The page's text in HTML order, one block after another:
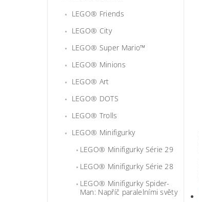
LEGO® Friends
LEGO® City
LEGO® Super Mario™
LEGO® Minions
LEGO® Art
LEGO® DOTS
LEGO® Trolls
LEGO® Minifigurky
LEGO® Minifigurky Série 29
LEGO® Minifigurky Série 28
LEGO® Minifigurky Spider-
Man: Napříč paralelními světy